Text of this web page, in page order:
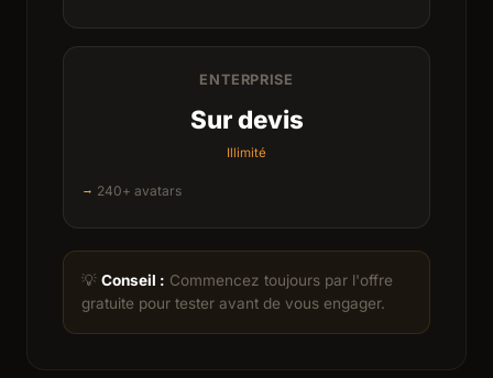
ENTERPRISE
Sur devis
Illimité
240+ avatars
💡 Conseil : Commencez toujours par l'offre
gratuite pour tester avant de vous engager.